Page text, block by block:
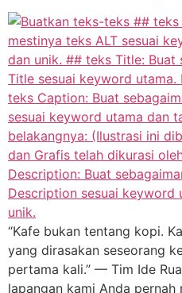
“Kafe bukan tentang kopi.
yang dirasakan seseorang
pertama kali.” — Tim Ide
lapangan kami Anda pernah